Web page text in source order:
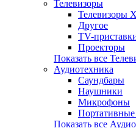
Телевизоры
Телевизоры
Другое
TV-
Проекторы
Показать все
Аудиотехника
Саундбары
Наушники
Микрофоны
Портативные
Показать все